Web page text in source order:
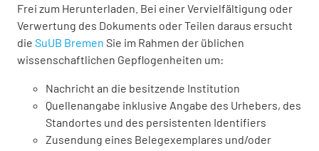
Frei zum Herunterladen. Bei einer Vervielfältigung oder
Verwertung des Dokuments oder Teilen daraus ersucht
die SuUB Bremen Sie im Rahmen der üblichen
wissenschaftlichen Gepflogenheiten um:
Nachricht an die besitzende Institution
Quellenangabe inklusive Angabe des Urhebers, des
Standortes und des persistenten Identifiers
Zusendung eines Belegexemplares und/oder